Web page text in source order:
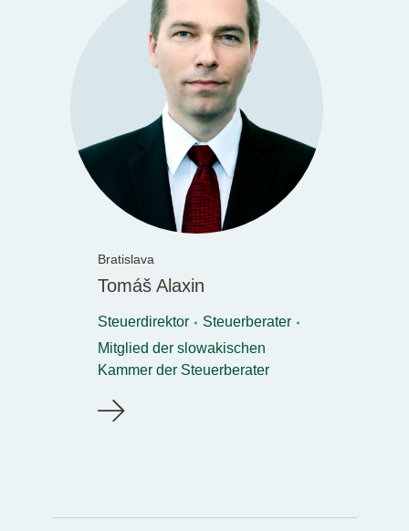
Bratislava
Tomáš Alaxin
Steuerdirektor
Steuerberater
Mitglied der slowakischen
Kammer der Steuerberater